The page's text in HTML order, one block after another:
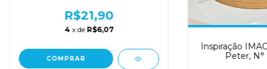
R$21,90
4 x de R$6,07
COMPRAR
Inspiração
Peter, N°